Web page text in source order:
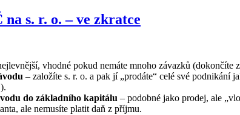
s. r. o. – ve zkratce
vhodné pokud nemáte mnoho závazků (dokončíte
– založíte s. r. o. a pak jí „prodáte“ celé své podnikání
do základního kapitálu – podobné jako prodej, ale
ale nemusíte platit daň z příjmu.